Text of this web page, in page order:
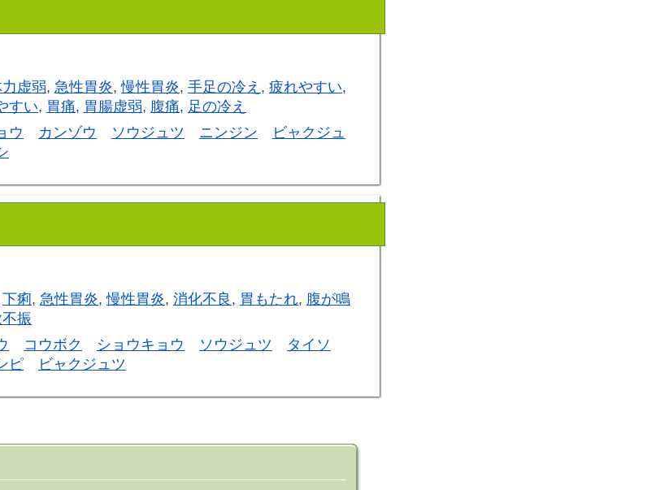
虚弱, 急性胃炎,慢性胃炎, 手足の冷え , 疲れやすい,
すい, 胃痛, 胃腸虚弱, 腹痛, 足の冷え
ウ カンゾウ ソウジュツ ニンジン
ビャクジュ
下痢, 急性胃炎,慢性胃炎, 消化不良 , 胃もたれ, 腹が鳴
振
コウボク ショウキョウ ソウジュツ
タイソ
ピ ビャクジュツ